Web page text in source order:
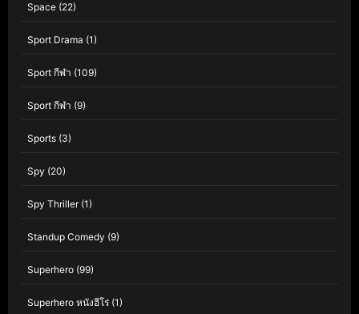
Space (22)
Sport Drama (1)
Sport กีฬา (109)
Sport กีฬา (9)
Sports (3)
Spy (20)
Spy Thriller(1)
Standup Comedy (9)
Superhero (99)
Superhero หนังฮีโร่ (1)